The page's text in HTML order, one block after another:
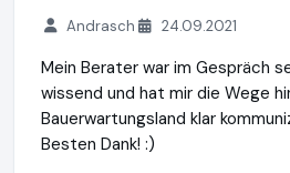
Andrasch 24.09.2021
Mein Berater war im Gespräch
wissend und hat mir die Wege
Bauerwartungsland klar
Besten Dank! :)